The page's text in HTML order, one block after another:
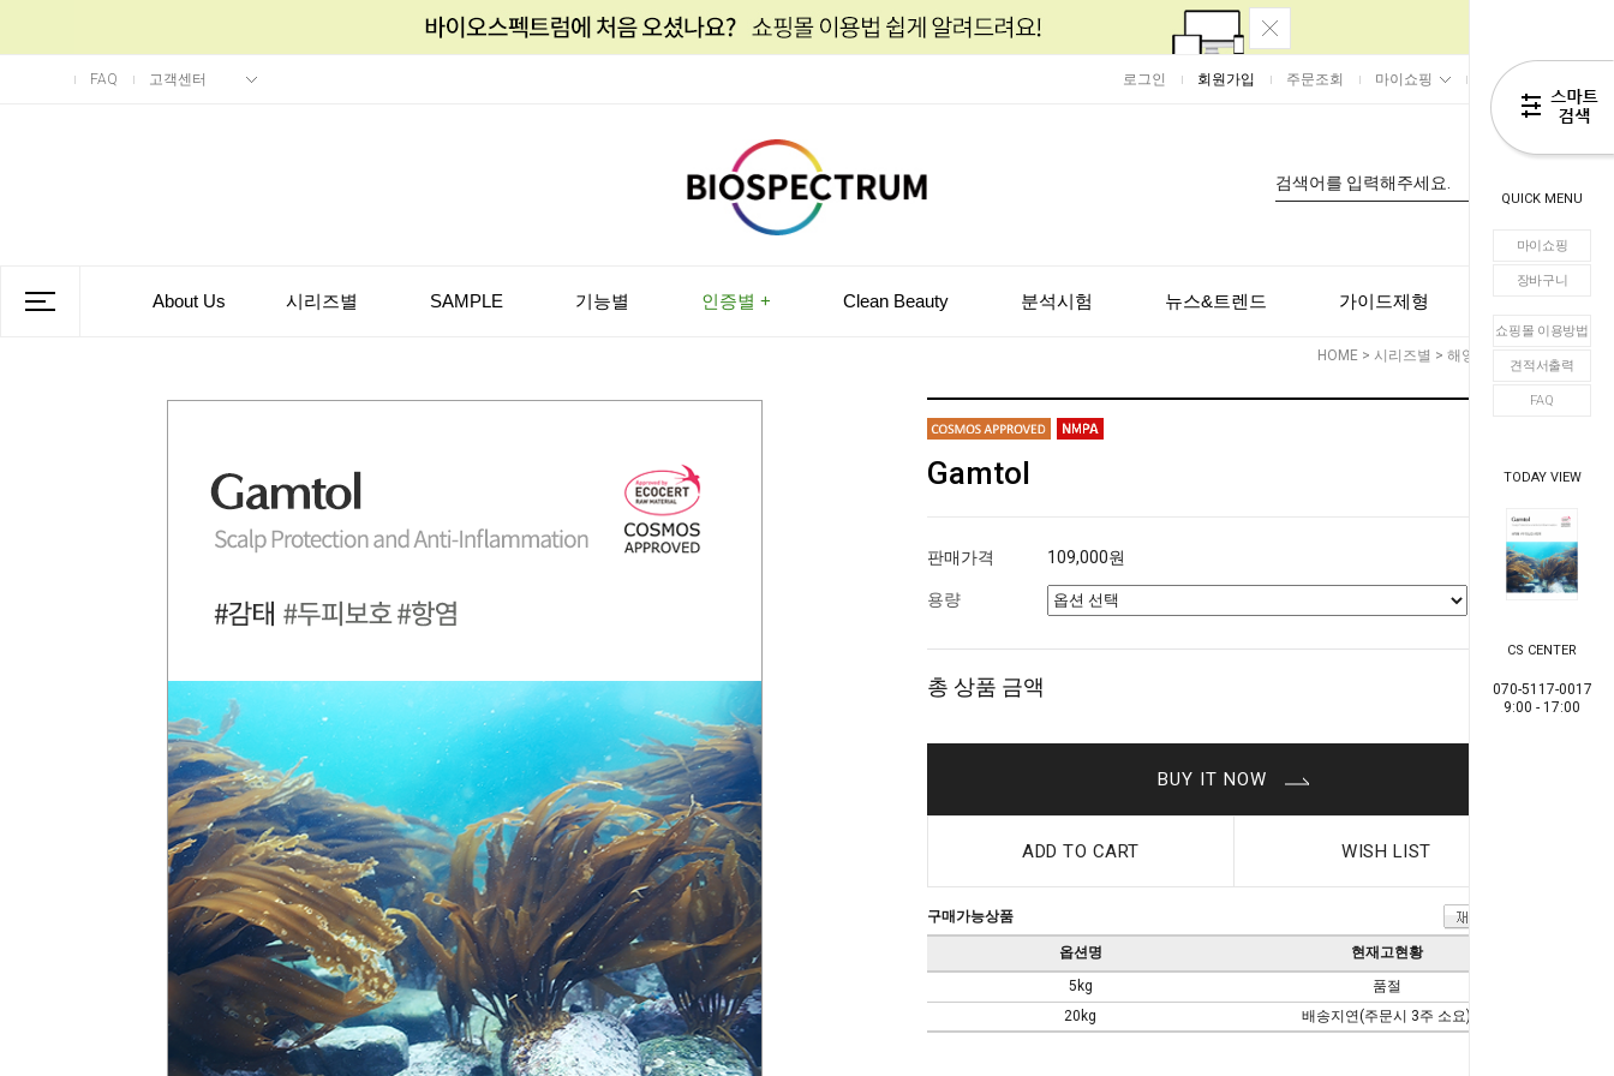
QUICK MENU
마이쇼핑
장바구니
쇼핑몰 이용방법
견적서출력
FAQ
TODAY VIEW
CS CENTER
070-5117-0017
9:00 - 17:00
FAQ 고객센터 로그인 회원가입 주문조회 마이쇼핑 장바구니
About Us 시리즈별 SAMPLE 기능별 인증별 + Clean Beauty 분석시험 뉴스&트렌드 가이드제형
HOME > 시리즈별 > 해양
Gamtol
판매가격 109,000원
용량
총 상품 금액 0원
BUY IT NOW
ADD TO CART WISH LIST
구매가능상품
옵션명
현재고현황
5kg
품절
20kg
배송지연(주문시 3주 소요)